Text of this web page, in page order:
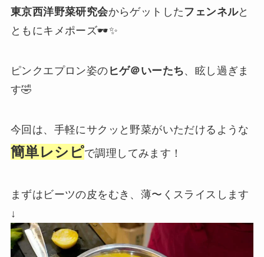
東京西洋野菜研究会からゲットした フェンネルと
ともにキメポーズ🕶✨
ピンクエプロン姿の ヒゲ＠いーたち、眩し過ぎま
す🤣
今回は、手軽にサクッと野菜がいただけるような
簡単レシピで調理してみます！
まずはビーツの皮をむき、薄〜くスライスします
↓